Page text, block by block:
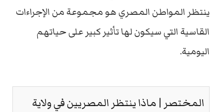
ينتظر المواطن المصري هو مجموعة من الإجراءات
القاسية التي سيكون لها تأثير كبير على حياتهم
اليومية.
المختصر | ماذا ينتظر المصريين في ولاية